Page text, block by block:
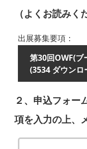
（よくお読みく
出展募集要項：
第30回OWF(ブ
(3534 ダウンロ
２、申込フォー
項を入力の上、